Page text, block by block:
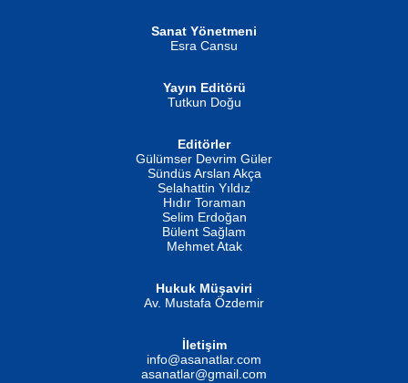
İSMAİL OKUTAN
Erkeklerin Kahrolması Ne Demektir
Evvel Zaman Tanrıçası...
Sanat Yönetmeni
Esra Cansu
Yayın Editörü
Tutkun Doğu
Editörler
Gülümser Devrim Güler
Sündüs Arslan Akça
Selahattin Yıldız
Hıdır Toraman
Selim Erdoğan
Bülent Sağlam
Mehmet Atak
Hukuk Müşaviri
Av. Mustafa Özdemir
İletişim
info@asanatlar.com
asanatlar@gmail.com